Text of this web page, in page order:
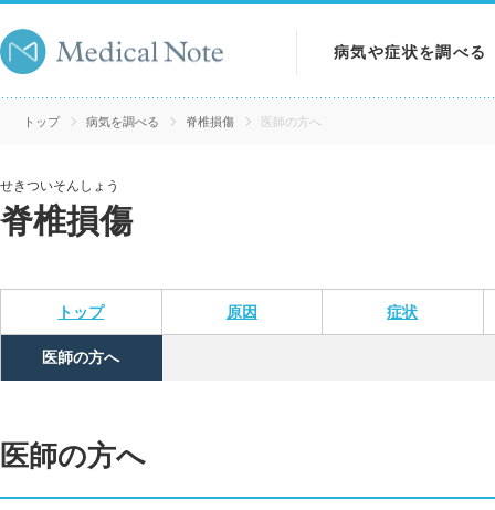
病気や症状を調べる
病気を調べる
トップ 病気を調べる 脊椎損傷 医師の方へ
せきついそんしょう
脊椎損傷
トップ 原因 症状
医師の方へ
医師の方へ